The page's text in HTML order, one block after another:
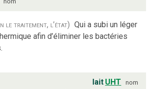
le traitement, l’état) Qui a subi un léger
afin d’éliminer les bactéries
lait UHT nom